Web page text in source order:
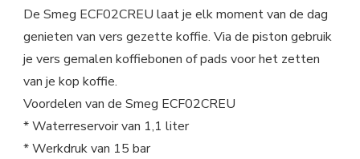
De Smeg ECF02CREU laat je elk moment van de dag
genieten van vers gezette koffie. Via de piston gebruik
je vers gemalen koffiebonen of pads voor het zetten
van je kop koffie.
Voordelen van de Smeg ECF02CREU
* Waterreservoir van 1,1 liter
* Werkdruk van 15 bar